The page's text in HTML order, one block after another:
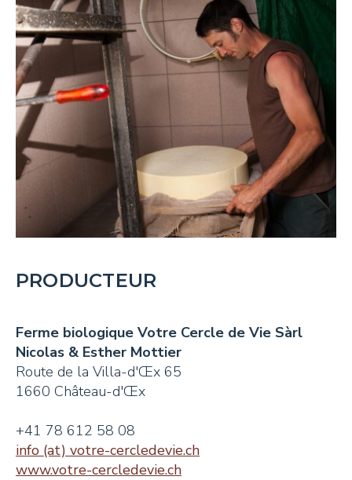
PRODUCTEUR
Ferme biologique Votre Cercle de Vie Sàrl
Nicolas & Esther Mottier
Route de la Villa-d'Œx 65
1660 Château-d'Œx
+41 78 612 58 08
info (at) votre-cercledevie.ch
www.votre-cercledevie.ch